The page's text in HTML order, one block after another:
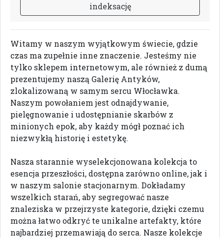
indeksację
Witamy w naszym wyjątkowym świecie, gdzie
czas ma zupełnie inne znaczenie. Jesteśmy nie
tylko sklepem internetowym, ale również z dumą
prezentujemy naszą Galerię Antyków,
zlokalizowaną w samym sercu Włocławka.
Naszym powołaniem jest odnajdywanie,
pielęgnowanie i udostępnianie skarbów z
minionych epok, aby każdy mógł poznać ich
niezwykłą historię i estetykę.
Nasza starannie wyselekcjonowana kolekcja to
esencja przeszłości, dostępna zarówno online, jak i
w naszym salonie stacjonarnym. Dokładamy
wszelkich starań, aby segregować nasze
znaleziska w przejrzyste kategorie, dzięki czemu
można łatwo odkryć te unikalne artefakty, które
najbardziej przemawiają do serca. Nasze kolekcje